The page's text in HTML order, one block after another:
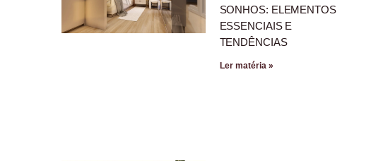
SONHOS: ELEMENTOS
ESSENCIAIS E
TENDÊNCIAS
Ler matéria »